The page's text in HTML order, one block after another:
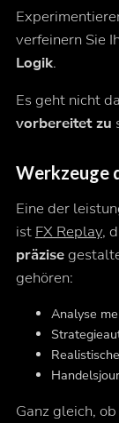
verfeinern Sie
Logik.
Es geht nicht
vorbereitet zu
Werkzeuge
Eine der
ist FX Replay,
präzise
gehören:
Analyse
Ganz gleich,